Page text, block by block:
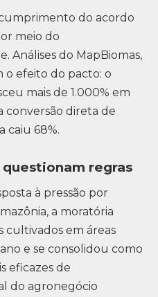
do acordo
meio do
Análises do MapBiomas,
o efeito do pacto: o
mais de 1.000% em
conversão direta de
caiu 68%.
regras
à pressão por
a moratória
cultivados em áreas
e se consolidou como
eficazes de
do agronegócio